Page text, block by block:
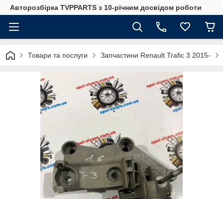
Авторозбірка TVPPARTS з 10-річним досвідом роботи
Товари та послуги Запчастини Renault Trafic 3 2015-